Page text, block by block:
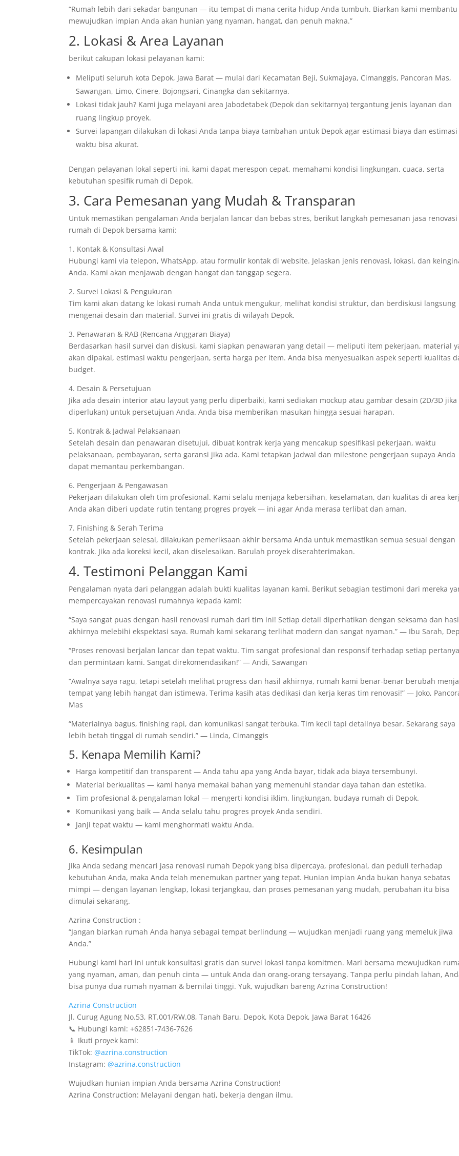
“Rumah lebih dari sekadar bangunan — itu tempat di mana cerita hidup Anda tumbuh. Biarkan kami membantu
mewujudkan impian Anda akan hunian yang nyaman, hangat, dan penuh makna.”
2. Lokasi & Area Layanan
berikut cakupan lokasi pelayanan kami:
Meliputi seluruh kota Depok, Jawa Barat — mulai dari Kecamatan Beji, Sukmajaya, Cimanggis, Pancoran Mas,
Sawangan, Limo, Cinere, Bojongsari, Cinangka dan sekitarnya.
Lokasi tidak jauh? Kami juga melayani area Jabodetabek (Depok dan sekitarnya) tergantung jenis layanan dan
ruang lingkup proyek.
Survei lapangan dilakukan di lokasi Anda tanpa biaya tambahan untuk Depok agar estimasi biaya dan estimasi
waktu bisa akurat.
Dengan pelayanan lokal seperti ini, kami dapat merespon cepat, memahami kondisi lingkungan, cuaca, serta
kebutuhan spesifik rumah di Depok.
3. Cara Pemesanan yang Mudah & Transparan
Untuk memastikan pengalaman Anda berjalan lancar dan bebas stres, berikut langkah pemesanan jasa renovasi
rumah di Depok bersama kami:
1. Kontak & Konsultasi Awal
Hubungi kami via telepon, WhatsApp, atau formulir kontak di website. Jelaskan jenis renovasi, lokasi, dan
Anda. Kami akan menjawab dengan hangat dan tanggap segera.
2. Survei Lokasi & Pengukuran
Tim kami akan datang ke lokasi rumah Anda untuk mengukur, melihat kondisi struktur, dan berdiskusi langsung
mengenai desain dan material. Survei ini gratis di wilayah Depok.
3. Penawaran & RAB (Rencana Anggaran Biaya)
Berdasarkan hasil survei dan diskusi, kami siapkan penawaran yang detail — meliputi item pekerjaan, material
akan dipakai, estimasi waktu pengerjaan, serta harga per item. Anda bisa menyesuaikan aspek seperti kualitas
budget.
4. Desain & Persetujuan
Jika ada desain interior atau layout yang perlu diperbaiki, kami sediakan mockup atau gambar desain (2D/3D jika
diperlukan) untuk persetujuan Anda. Anda bisa memberikan masukan hingga sesuai harapan.
5. Kontrak & Jadwal Pelaksanaan
Setelah desain dan penawaran disetujui, dibuat kontrak kerja yang mencakup spesifikasi pekerjaan, waktu
pelaksanaan, pembayaran, serta garansi jika ada. Kami tetapkan jadwal dan milestone pengerjaan supaya Anda
dapat memantau perkembangan.
6. Pengerjaan & Pengawasan
Pekerjaan dilakukan oleh tim profesional. Kami selalu menjaga kebersihan, keselamatan, dan kualitas di area
Anda akan diberi update rutin tentang progres proyek — ini agar Anda merasa terlibat dan aman.
7. Finishing & Serah Terima
Setelah pekerjaan selesai, dilakukan pemeriksaan akhir bersama Anda untuk memastikan semua sesuai dengan
kontrak. Jika ada koreksi kecil, akan diselesaikan. Barulah proyek diserahterimakan.
4. Testimoni Pelanggan Kami
Pengalaman nyata dari pelanggan adalah bukti kualitas layanan kami. Berikut sebagian testimoni dari mereka
mempercayakan renovasi rumahnya kepada kami:
“Saya sangat puas dengan hasil renovasi rumah dari tim ini! Setiap detail diperhatikan dengan seksama dan
akhirnya melebihi ekspektasi saya. Rumah kami sekarang terlihat modern dan sangat nyaman.” — Ibu Sarah,
“Proses renovasi berjalan lancar dan tepat waktu. Tim sangat profesional dan responsif terhadap setiap
dan permintaan kami. Sangat direkomendasikan!” — Andi, Sawangan
“Awalnya saya ragu, tetapi setelah melihat progress dan hasil akhirnya, rumah kami benar-benar berubah
tempat yang lebih hangat dan istimewa. Terima kasih atas dedikasi dan kerja keras tim renovasi!” — Joko,
Mas
“Materialnya bagus, finishing rapi, dan komunikasi sangat terbuka. Tim kecil tapi detailnya besar. Sekarang saya
lebih betah tinggal di rumah sendiri.” — Linda, Cimanggis
5. Kenapa Memilih Kami?
Harga kompetitif dan transparent — Anda tahu apa yang Anda bayar, tidak ada biaya tersembunyi.
Material berkualitas — kami hanya memakai bahan yang memenuhi standar daya tahan dan estetika.
Tim profesional & pengalaman lokal — mengerti kondisi iklim, lingkungan, budaya rumah di Depok.
Komunikasi yang baik — Anda selalu tahu progres proyek Anda sendiri.
Janji tepat waktu — kami menghormati waktu Anda.
6. Kesimpulan
Jika Anda sedang mencari jasa renovasi rumah Depok yang bisa dipercaya, profesional, dan peduli terhadap
kebutuhan Anda, maka Anda telah menemukan partner yang tepat. Hunian impian Anda bukan hanya sebatas
mimpi — dengan layanan lengkap, lokasi terjangkau, dan proses pemesanan yang mudah, perubahan itu bisa
dimulai sekarang.
Azrina Construction :
“Jangan biarkan rumah Anda hanya sebagai tempat berlindung — wujudkan menjadi ruang yang memeluk jiwa
Anda.”
Hubungi kami hari ini untuk konsultasi gratis dan survei lokasi tanpa komitmen. Mari bersama mewujudkan
yang nyaman, aman, dan penuh cinta — untuk Anda dan orang-orang tersayang. Tanpa perlu pindah lahan,
bisa punya dua rumah nyaman & bernilai tinggi. Yuk, wujudkan bareng Azrina Construction!
Azrina Construction
Jl. Curug Agung No.53, RT.001/RW.08, Tanah Baru, Depok, Kota Depok, Jawa Barat 16426
📞 Hubungi kami: +62851-7436-7626
📱 Ikuti proyek kami:
TikTok:@azrina.construction
Instagram:@azrina.construction
Wujudkan hunian impian Anda bersama Azrina Construction!
Azrina Construction: Melayani dengan hati, bekerja dengan ilmu.